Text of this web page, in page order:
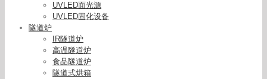
UVLED面光源
UVLED固化设备
隧道炉
IR隧道炉
高温隧道炉
食品隧道炉
隧道式烘箱